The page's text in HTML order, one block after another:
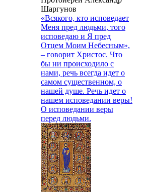
Шаргунов
«Всякого, кто исповедает
Меня пред людьми, того
исповедаю и Я пред
Отцем Моим Небесным»,
– говорит Христос. Что
бы ни происходило с
нами, речь всегда идет о
самом существенном, о
нашей душе. Речь идет о
нашем исповедании веры!
О исповедании веры
перед людьми.